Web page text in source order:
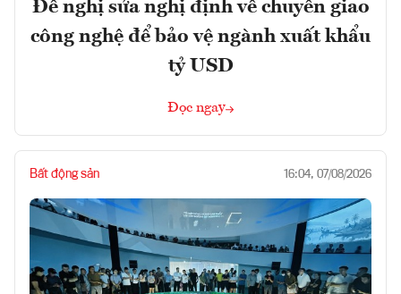
Đề nghị sửa nghị định về chuyển giao
công nghệ để bảo vệ ngành xuất khẩu
tỷ USD
Đọc ngay
Bất động sản 16:04, 07/08/2026